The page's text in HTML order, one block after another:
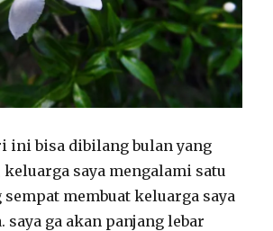
ini bisa dibilang bulan yang
saya mengalami satu
sempat membuat keluarga saya
saya ga akan panjang lebar